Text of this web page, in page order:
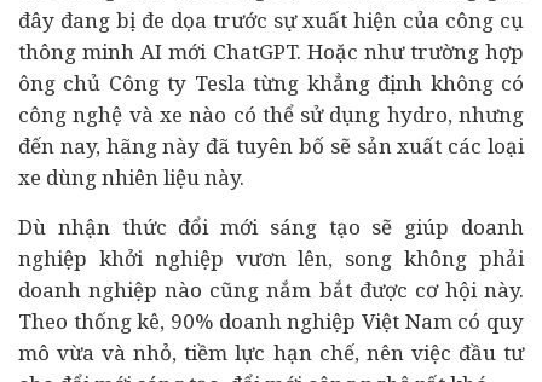
đây đang bị đe dọa trước sự xuất hiện của công cụ
thông minh AI mới ChatGPT. Hoặc như trường hợp
ông chủ Công ty Tesla từng khẳng định không có
công nghệ và xe nào có thể sử dụng hydro, nhưng
đến nay, hãng này đã tuyên bố sẽ sản xuất các loại
xe dùng nhiên liệu này.
Dù nhận thức đổi mới sáng tạo sẽ giúp doanh
nghiệp khởi nghiệp vươn lên, song không phải
doanh nghiệp nào cũng nắm bắt được cơ hội này.
Theo thống kê, 90% doanh nghiệp Việt Nam có quy
mô vừa và nhỏ, tiềm lực hạn chế, nên việc đầu tư